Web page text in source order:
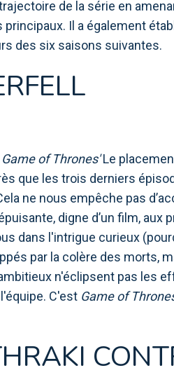
de la série en
Il a également
des six saisons suivantes.
Game of Thrones'Le
que les trois derniers
ne nous empêche pas
digne d’un film, aux
dans l'intrigue curieux
par la colère des morts,
n'éclipsent pas les
C'est Game of